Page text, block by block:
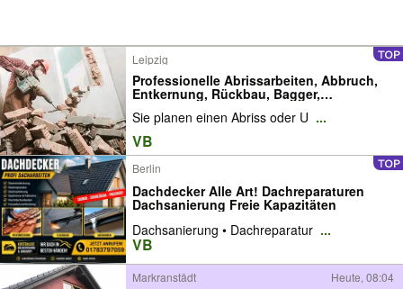
Leipzig
Professionelle Abrissarbeiten, Abbruch,
Entkernung, Rückbau, Bagger,
Entsorgung, Demontage, Abriss,
Abbrucharbeiten, Gartenlaube, Bungalow,
Schuppen, Garage, Carport, Gartenhaus,
Terrasse, Zäune
Sie planen einen Abriss oder U ...
VB
Berlin
Dachdecker Alle Art! Dachreparaturen
Dachsanierung Freie Kapazitäten
Dachsanierung • Dachreparatur ...
VB
Markranstädt Heute, 08:04